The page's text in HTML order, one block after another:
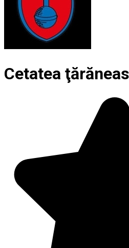
Cetatea